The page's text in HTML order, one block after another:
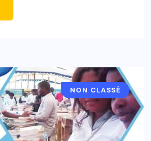
NON CLASSÉ